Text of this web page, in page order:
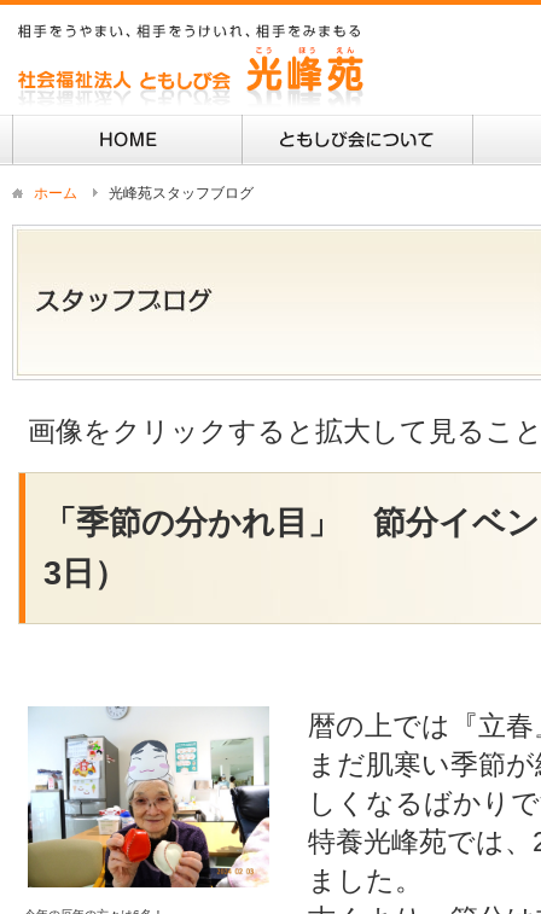
ホーム 光峰苑スタッフブログ
画像をクリックすると拡大して見るこ
「季節の分かれ目」 節分イベ
3日）
暦の上では『立
まだ肌寒い季節
しくなるばかり
特養光峰苑では
ました。